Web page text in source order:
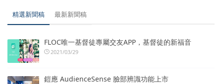
精選新聞稿 最新新聞稿
FLOC唯一基督徒專屬交友APP，基督徒的新福音
2021/03/29
鎧應 AudienceSense 臉部辨識功能上市